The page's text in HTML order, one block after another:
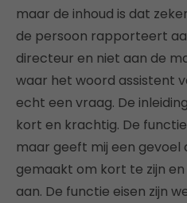
maar de inhoud is dat
de persoon rapporteert
directeur en niet aan de
waar het woord assistent
echt een vraag. De
kort en krachtig. De
maar geeft mij een gevoel
gemaakt om kort te zijn
aan. De functie eisen zijn